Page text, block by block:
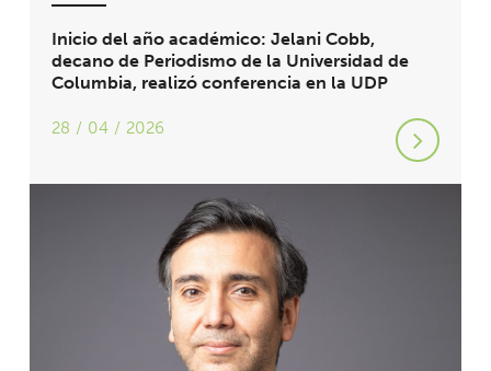
Inicio del año académico: Jelani Cobb,
decano de Periodismo de la Universidad de
Columbia, realizó conferencia en la UDP
28 / 04 / 2026